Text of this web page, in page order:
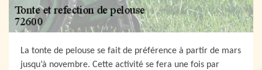
La tonte de pelouse se fait de préférence à partir de mars
jusqu’à novembre. Cette activité se fera une fois par